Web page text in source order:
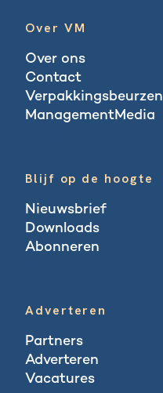
Over VM
Over ons
Contact
Verpakkingsbeurzen
ManagementMedia
Blijf op de hoogte
Nieuwsbrief
Downloads
Abonneren
Adverteren
Partners
Adverteren
Vacatures